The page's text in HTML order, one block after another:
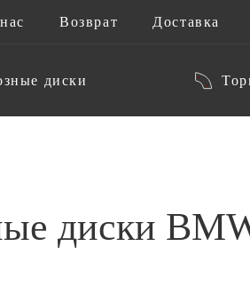
Возврат Доставка
диски
диски